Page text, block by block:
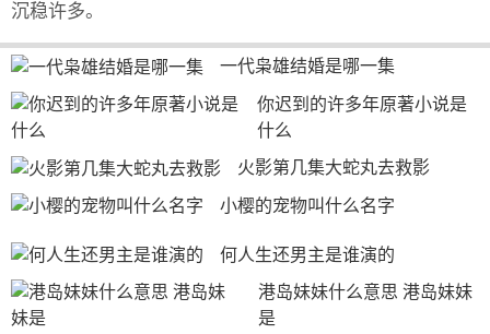
沉稳许多。
一代枭雄结婚是哪一集
你迟到的许多年原著小说是
什么
火影第几集大蛇丸去救影
小樱的宠物叫什么名字
何人生还男主是谁演的
港岛妹妹什么意思 港岛妹妹
是